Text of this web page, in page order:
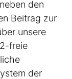
den
Beitrag zur
unsere
freie
der